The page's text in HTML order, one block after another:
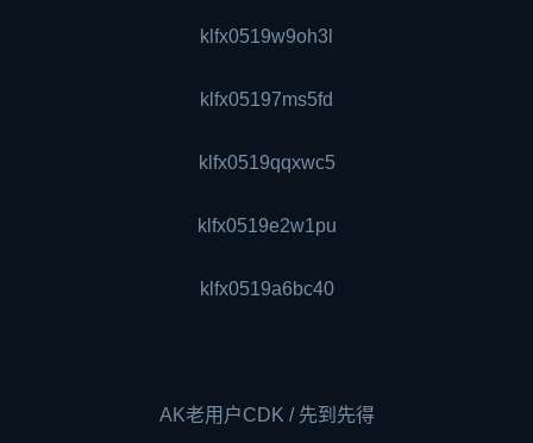
klfx0519w9oh3l
klfx05197ms5fd
klfx0519qqxwc5
klfx0519e2w1pu
klfx0519a6bc40
AK老用户CDK / 先到先得